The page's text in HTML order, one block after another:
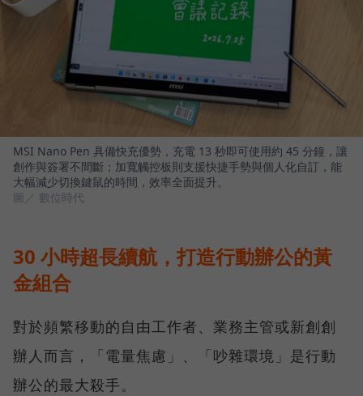
MSI Nano Pen 具備快充優勢，充電 13 秒即可使用約 45 分鐘，讓
創作與簽署不間斷；加寬觸控板則支援快捷手勢與個人化自訂，能
大幅減少切換鍵鼠的時間，效率全面提升。
圖／ 數位時代
30 小時超長續航，打造行動辦公的黃
金組合
對於頻繁移動的自由工作者、業務主管或新創創
辦人而言，「電量焦慮」、「吵雜環境」是行動
辦公的最大殺手。